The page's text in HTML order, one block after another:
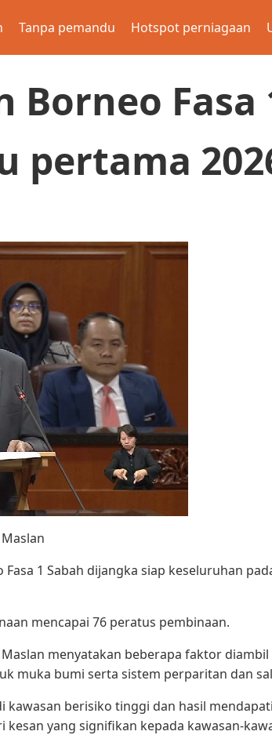
Tanpa pemandu Hotspot perniagaan
Borneo Fasa
pertama
Fasa 1 Sabah dijangka siap keseluruhan
mencapai 76 peratus pembinaan.
menyatakan beberapa faktor
muka bumi serta sistem perparitan dan
berisiko tinggi dan hasil
yang signifikan kepada kawasan-